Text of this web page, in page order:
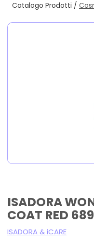
Catalogo Prodotti /
ISADORA
COAT RED 689
ISADORA & iCARE